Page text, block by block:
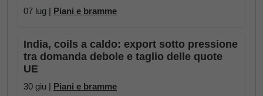
07 lug | Piani e bramme
India, coils a caldo: export sotto pressione
tra domanda debole e taglio delle quote
UE
30 giu | Piani e bramme